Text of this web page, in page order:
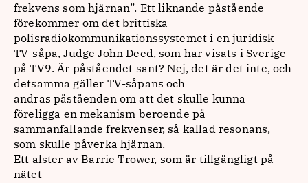
frekvens som hjärnan”. Ett liknande påstående
förekommer om det brittiska
polisradiokommunikationssystemet i en juridisk
TV-såpa, Judge John Deed, som har visats i Sverige
på TV9. Är påståendet sant? Nej, det är det inte, och
detsamma gäller TV-såpans och
andras påståenden om att det skulle kunna
föreligga en mekanism beroende på
sammanfallande frekvenser, så kallad resonans,
som skulle påverka hjärnan.
Ett alster av Barrie Trower, som är tillgängligt på
nätet